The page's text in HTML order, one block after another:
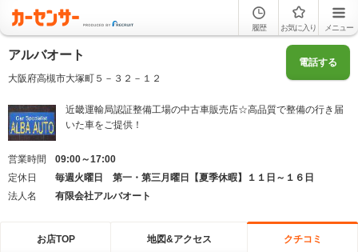
履歴 お気に入り メニュー
アルバオート
大阪府高槻市大塚町５－３２－１２
電話する
近畿運輸局認証整備工場の中古車販売店☆高品質で整備の行き届
いた車をご提供！
営業時間
09:00～17:00
定休日
毎週火曜日 第一・第三月曜日【夏季休暇】１１日～１６日
法人名
有限会社アルバオート
お店TOP 地図&アクセス クチコミ